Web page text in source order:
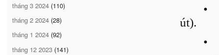
tháng 3 2024 (110)
tháng 2 2024 (28)
tháng 1 2024 (92)
tháng 12 2023 (141)
•
út).
•